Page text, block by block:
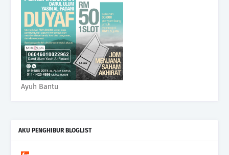
Ayuh Bantu
AKU PENGHIBUR BLOGLIST